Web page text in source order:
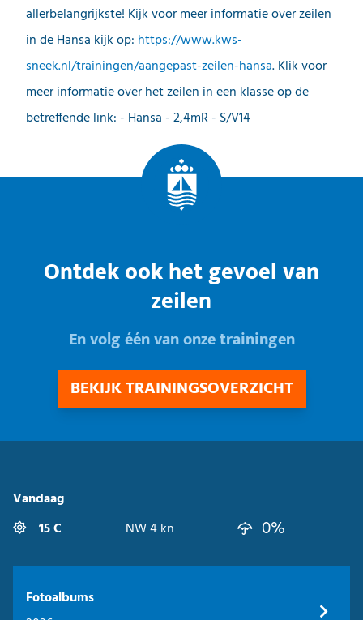
allerbelangrijkste! Kijk voor meer informatie over zeilen
in de Hansa kijk op:https://www.kws-
sneek.nl/trainingen/aangepast-zeilen-hansa. Klik voor
meer informatie over het zeilen in een klasse op de
betreffende link: - Hansa - 2,4mR - S/V14
Ontdek ook het gevoel van
zeilen
En volg één van onze trainingen
BEKIJK TRAININGSOVERZICHT
Vandaag
15 C
NW 4 kn 0%
Fotoalbums